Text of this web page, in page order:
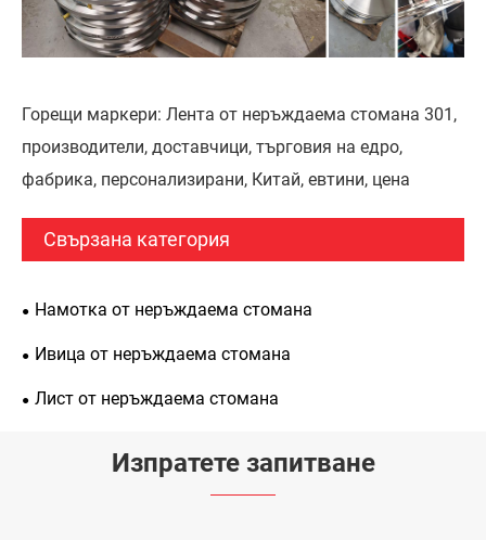
Горещи маркери: Лента от неръждаема стомана 301,
производители, доставчици, търговия на едро,
фабрика, персонализирани, Китай, евтини, цена
Свързана категория
Намотка от неръждаема стомана
Ивица от неръждаема стомана
Лист от неръждаема стомана
Изпратете запитване